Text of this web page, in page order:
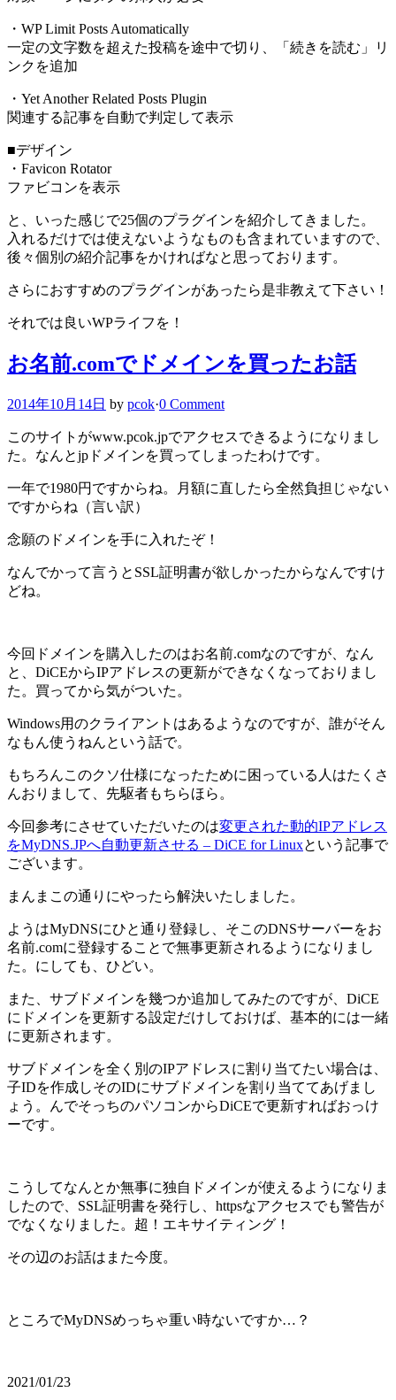
・WP Limit Posts Automatically
一定の文字数を超えた投稿を途中で切り、「続きを読む」リ
ンクを追加
・Yet Another Related Posts Plugin
関連する記事を自動で判定して表示
■デザイン
・Favicon Rotator
ファビコンを表示
と、いった感じで25個のプラグインを紹介してきました。
入れるだけでは使えないようなものも含まれていますので、
後々個別の紹介記事をかければなと思っております。
さらにおすすめのプラグインがあったら是非教えて下さい！
それでは良いWPライフを！
お名前.comでドメインを買ったお話
2014年10月14日 by pcok·0 Comment
このサイトがwww.pcok.jpでアクセスできるようになりまし
た。なんとjpドメインを買ってしまったわけです。
一年で1980円ですからね。月額に直したら全然負担じゃない
ですからね（言い訳）
念願のドメインを手に入れたぞ！
なんでかって言うとSSL証明書が欲しかったからなんですけ
どね。
今回ドメインを購入したのはお名前.comなのですが、なん
と、DiCEからIPアドレスの更新ができなくなっておりまし
た。買ってから気がついた。
Windows用のクライアントはあるようなのですが、誰がそん
なもん使うねんという話で。
もちろんこのクソ仕様になったために困っている人はたくさ
んおりまして、先駆者もちらほら。
今回参考にさせていただいたのは変更された動的IPアドレス
をMyDNS.JPへ自動更新させる – DiCE for Linuxという記事で
ございます。
まんまこの通りにやったら解決いたしました。
ようはMyDNSにひと通り登録し、そこのDNSサーバーをお
名前.comに登録することで無事更新されるようになりまし
た。にしても、ひどい。
また、サブドメインを幾つか追加してみたのですが、DiCE
にドメインを更新する設定だけしておけば、基本的には一緒
に更新されます。
サブドメインを全く別のIPアドレスに割り当てたい場合は、
子IDを作成しそのIDにサブドメインを割り当ててあげまし
ょう。んでそっちのパソコンからDiCEで更新すればおっけ
ーです。
こうしてなんとか無事に独自ドメインが使えるようになりま
したので、SSL証明書を発行し、httpsなアクセスでも警告が
でなくなりました。超！エキサイティング！
その辺のお話はまた今度。
ところでMyDNSめっちゃ重い時ないですか…？
2021/01/23